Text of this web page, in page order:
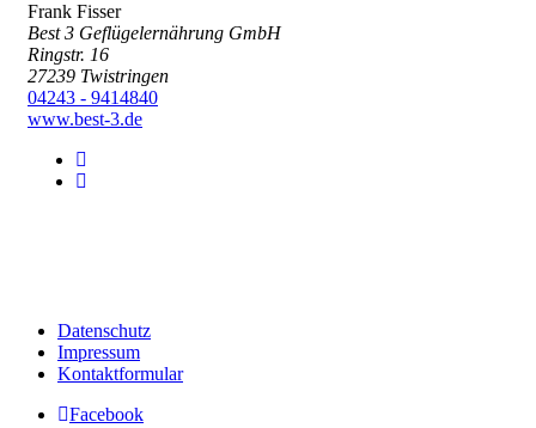
Frank Fisser
Best 3 Geflügelernährung GmbH
Ringstr. 16
27239 Twistringen
04243 - 9414840
www.best-3.de
Datenschutz
Impressum
Kontaktformular
Facebook